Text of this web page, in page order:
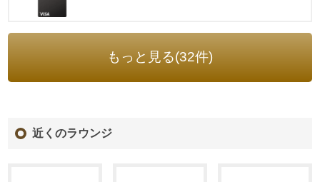
もっと見る(32件)
近くのラウンジ